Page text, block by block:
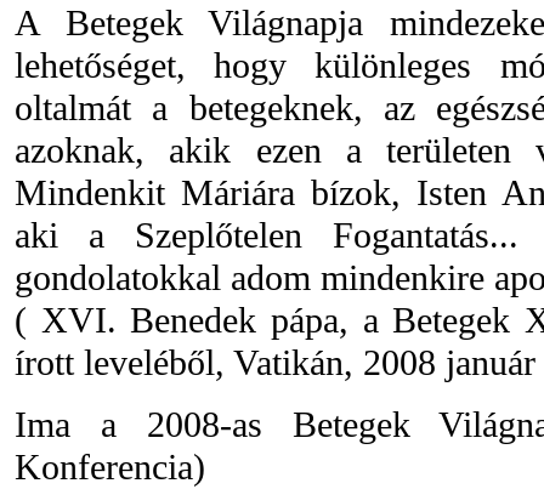
A Betegek Világnapja
lehetőséget, hogy különleges
oltalmát a betegeknek, az
azoknak, akik ezen a területen
Mindenkit Máriára bízok, Isten
aki a Szeplőtelen
gondolatokkal adom mindenkire
( XVI. Benedek pápa, a Betegek
írott leveléből, Vatikán, 2008 január
Ima a 2008-as Betegek
Konferencia)